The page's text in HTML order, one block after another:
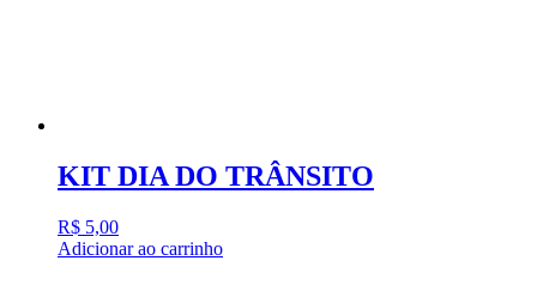
KIT DIA DO TRÂNSITO
R$ 5,00
Adicionar ao carrinho